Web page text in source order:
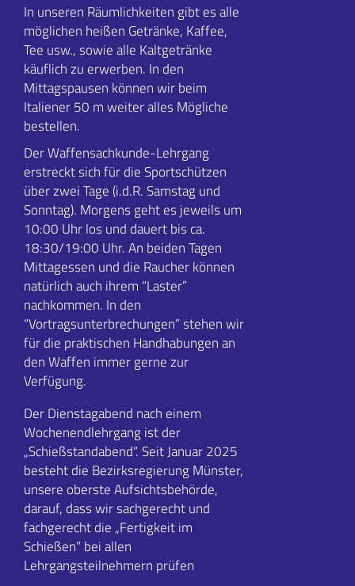
In unseren Räumlichkeiten gibt es alle
möglichen heißen Getränke, Kaffee,
Tee usw., sowie alle Kaltgetränke
käuflich zu erwerben. In den
Mittagspausen können wir beim
Italiener 50 m weiter alles Mögliche
bestellen.
Der Waffensachkunde-Lehrgang
erstreckt sich für die Sportschützen
über zwei Tage (i.d.R. Samstag und
Sonntag). Morgens geht es jeweils um
10:00 Uhr los und dauert bis ca.
18:30/19:00 Uhr. An beiden Tagen
Mittagessen und die Raucher können
natürlich auch ihrem “Laster”
nachkommen. In den
“Vortragsunterbrechungen” stehen wir
für die praktischen Handhabungen an
den Waffen immer gerne zur
Verfügung.
Der Dienstagabend nach einem
Wochenendlehrgang ist der
„Schießstandabend“. Seit Januar 2025
besteht die Bezirksregierung Münster,
unsere oberste Aufsichtsbehörde,
darauf, dass wir sachgerecht und
fachgerecht die „Fertigkeit im
Schießen“ bei allen
Lehrgangsteilnehmern prüfen